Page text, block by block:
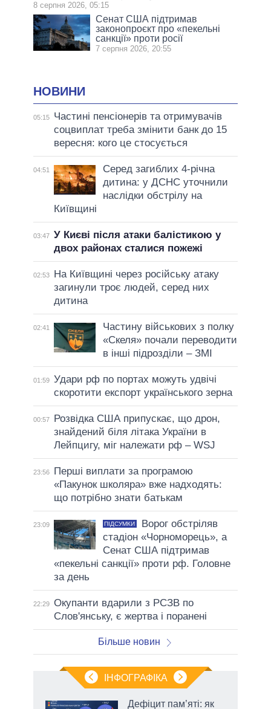
8 серпня 2026, 05:15
Сенат США підтримав
законопроєкт про «пекельні
санкції» проти росії
7 серпня 2026, 20:55
НОВИНИ
05:15
Частині пенсіонерів та отримувачів
соцвиплат треба змінити банк до 15
вересня: кого це стосується
04:51
Серед загиблих 4-річна
дитина: у ДСНС уточнили
наслідки обстрілу на
Київщині
03:47 У Києві після атаки балістикою у
двох районах сталися пожежі
02:53
На Київщині через російську атаку
загинули троє людей, серед них
дитина
02:41
Частину військових з полку
«Скеля» почали переводити
в інші підрозділи – ЗМІ
01:59 Удари рф по портах можуть удвічі
скоротити експорт українського зерна
00:57
Розвідка США припускає, що дрон,
знайдений біля літака України в
Лейпцигу, міг належати рф – WSJ
23:56
Перші виплати за програмою
«Пакунок школяра» вже надходять:
що потрібно знати батькам
23:09 ПІДСУМКИ
Ворог обстріляв
стадіон «Чорноморець», а
Сенат США підтримав
«пекельні санкції» проти рф. Головне
за день
22:29 Окупанти вдарили з РСЗВ по
Слов'янську, є жертва і поранені
Більше новин
ІНФОГРАФІКА
Дефіцит пам’яті: як